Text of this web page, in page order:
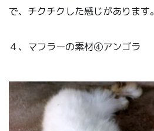
で、チクチクした感じがあります。
４、マフラーの素材④アンゴラ